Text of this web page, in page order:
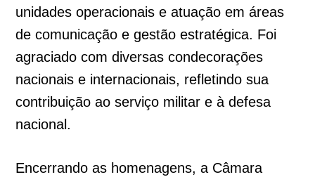
unidades operacionais e atuação em áreas
de comunicação e gestão estratégica. Foi
agraciado com diversas condecorações
nacionais e internacionais, refletindo sua
contribuição ao serviço militar e à defesa
nacional.
Encerrando as homenagens, a Câmara